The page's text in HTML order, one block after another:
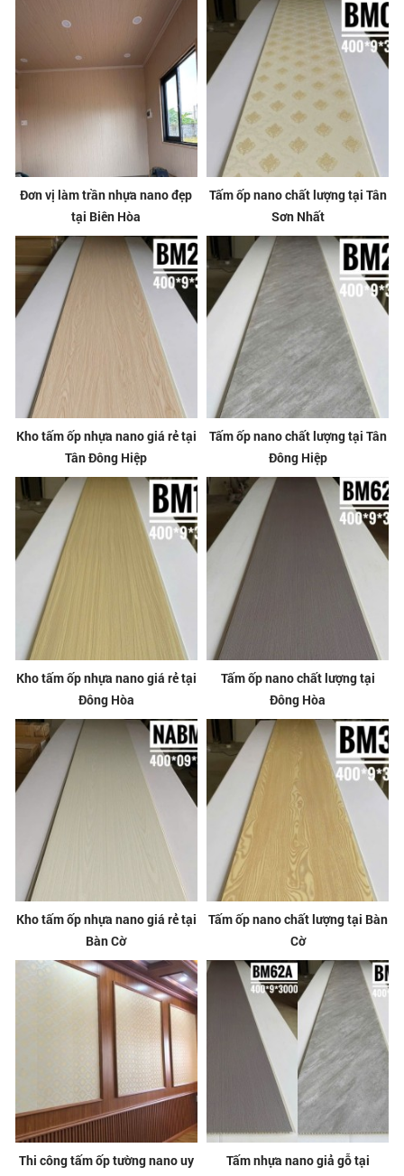
Đơn vị làm trần nhựa nano đẹp
tại Biên Hòa
Tấm ốp nano chất lượng tại Tân
Sơn Nhất
Kho tấm ốp nhựa nano giá rẻ tại
Tân Đông Hiệp
Tấm ốp nano chất lượng tại Tân
Đông Hiệp
Kho tấm ốp nhựa nano giá rẻ tại
Đông Hòa
Tấm ốp nano chất lượng tại
Đông Hòa
Kho tấm ốp nhựa nano giá rẻ tại
Bàn Cờ
Tấm ốp nano chất lượng tại Bàn
Cờ
Thi công tấm ốp tường nano uy
Tấm nhựa nano giả gỗ tại